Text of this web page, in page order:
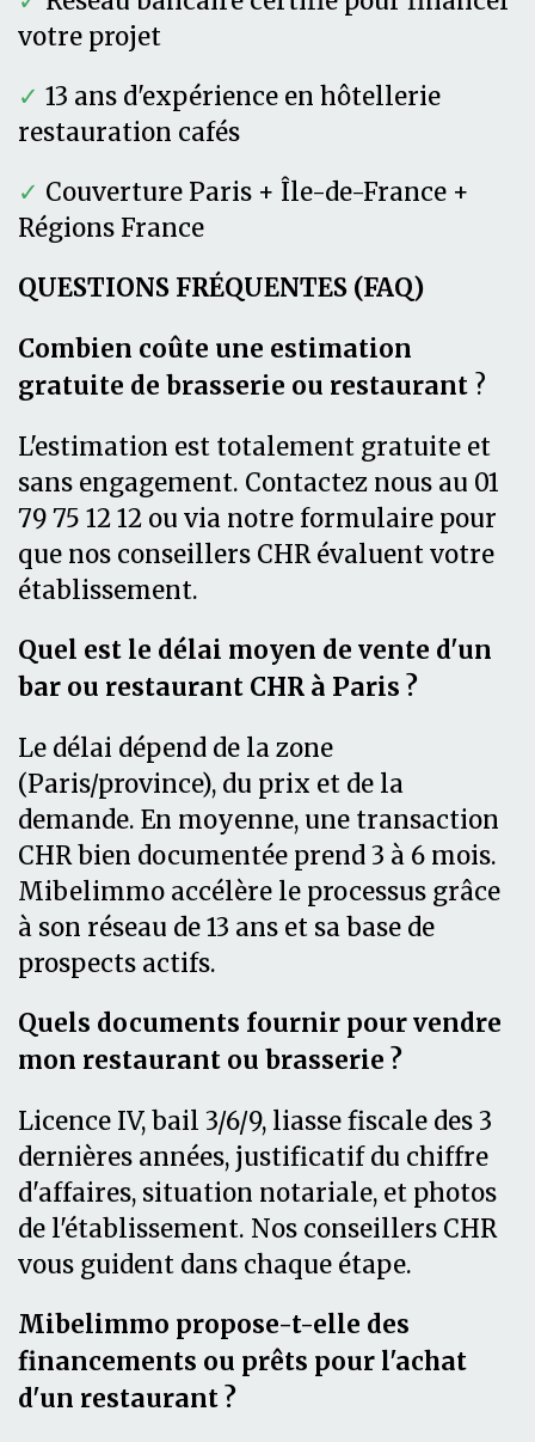
votre projet
✓ 13 ans d'expérience en hôtellerie
restauration cafés
✓ Couverture Paris + Île-de-France +
Régions France
QUESTIONS FRÉQUENTES (FAQ)
Combien coûte une estimation
gratuite de brasserie ou restaurant ?
L'estimation est totalement gratuite et
sans engagement. Contactez nous au 01
79 75 12 12 ou via notre formulaire pour
que nos conseillers CHR évaluent votre
établissement.
Quel est le délai moyen de vente d'un
bar ou restaurant CHR à Paris ?
Le délai dépend de la zone
(Paris/province), du prix et de la
demande. En moyenne, une transaction
CHR bien documentée prend 3 à 6 mois.
Mibelimmo accélère le processus grâce
à son réseau de 13 ans et sa base de
prospects actifs.
Quels documents fournir pour vendre
mon restaurant ou brasserie ?
Licence IV, bail 3/6/9, liasse fiscale des 3
dernières années, justificatif du chiffre
d'affaires, situation notariale, et photos
de l'établissement. Nos conseillers CHR
vous guident dans chaque étape.
Mibelimmo propose-t-elle des
financements ou prêts pour l'achat
d'un restaurant ?